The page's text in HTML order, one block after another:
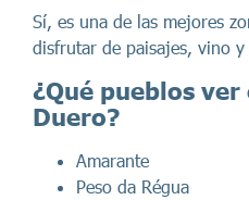
Sí, es una de las mejores
disfrutar de paisajes, vino
¿Qué pueblos
Duero?
Amarante
Peso da Régua